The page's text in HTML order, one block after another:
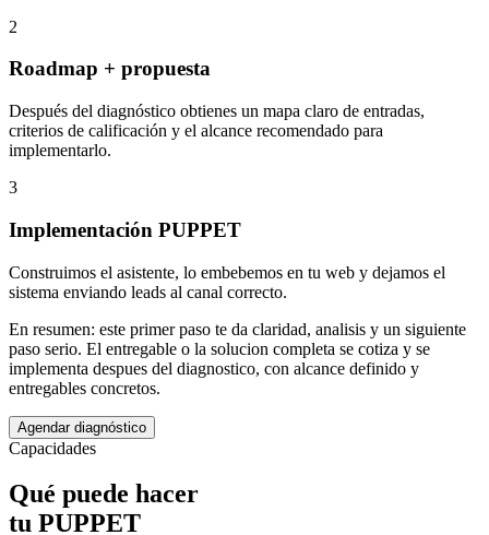
2
Roadmap + propuesta
Después del diagnóstico obtienes un mapa claro de entradas,
criterios de calificación y el alcance recomendado para
implementarlo.
3
Implementación PUPPET
Construimos el asistente, lo embebemos en tu web y dejamos el
sistema enviando leads al canal correcto.
En resumen: este primer paso te da claridad, analisis y un siguiente
paso serio. El entregable o la solucion completa se cotiza y se
implementa despues del diagnostico, con alcance definido y
entregables concretos.
Agendar diagnóstico
Capacidades
Qué puede hacer
tu PUPPET